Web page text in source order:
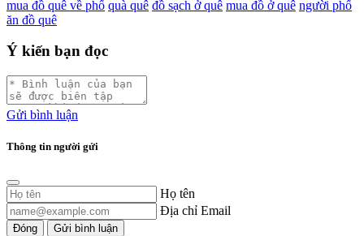
mua đồ quê về phố quà quê đồ sạch ở quê mua đồ ở quê người phố
ăn đồ quê
Ý kiến bạn đọc
Gửi bình luận
Thông tin người gửi
Họ tên
Địa chỉ Email
Đóng Gửi bình luận